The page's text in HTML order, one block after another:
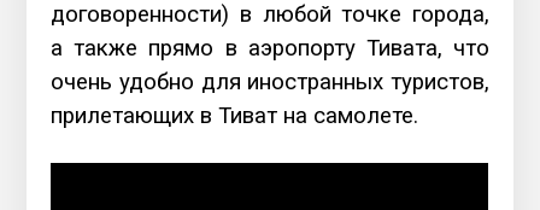
договоренности) в любой точке города,
а также прямо в аэропорту Тивата, что
очень удобно для иностранных туристов,
прилетающих в Тиват на самолете.